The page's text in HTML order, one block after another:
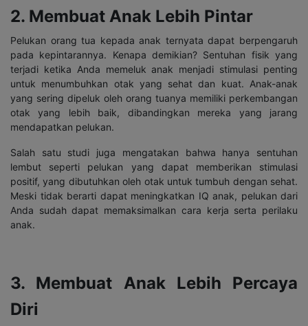
2. Membuat Anak Lebih Pintar
Pelukan orang tua kepada anak ternyata dapat berpengaruh
pada kepintarannya. Kenapa demikian? Sentuhan fisik yang
terjadi ketika Anda memeluk anak menjadi stimulasi penting
untuk menumbuhkan otak yang sehat dan kuat. Anak-anak
yang sering dipeluk oleh orang tuanya memiliki perkembangan
otak yang lebih baik, dibandingkan mereka yang jarang
mendapatkan pelukan.
Salah satu studi juga mengatakan bahwa hanya sentuhan
lembut seperti pelukan yang dapat memberikan stimulasi
positif, yang dibutuhkan oleh otak untuk tumbuh dengan sehat.
Meski tidak berarti dapat meningkatkan IQ anak, pelukan dari
Anda sudah dapat memaksimalkan cara kerja serta perilaku
anak.
3. Membuat Anak Lebih Percaya
Diri